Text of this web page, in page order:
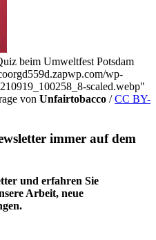
beim Umweltfest Potsdam
wp-
scaled.webp"
von Unfairtobacco /CC BY-
immer auf dem
und erfahren Sie
Arbeit, neue